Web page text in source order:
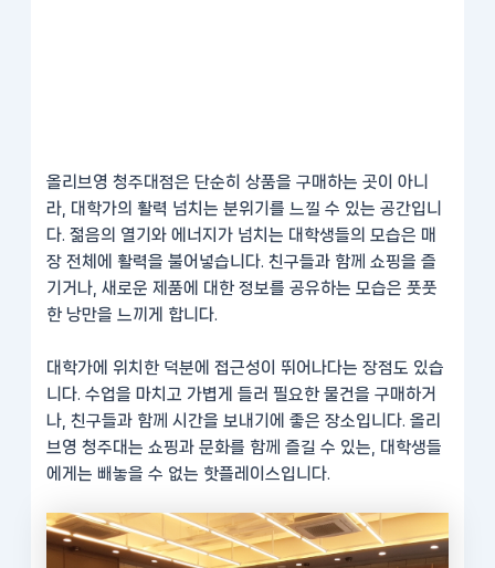
올리브영 청주대점은 단순히 상품을 구매하는 곳이 아니
라, 대학가의 활력 넘치는 분위기를 느낄 수 있는 공간입니
다. 젊음의 열기와 에너지가 넘치는 대학생들의 모습은 매
장 전체에 활력을 불어넣습니다. 친구들과 함께 쇼핑을 즐
기거나, 새로운 제품에 대한 정보를 공유하는 모습은 풋풋
한 낭만을 느끼게 합니다.
대학가에 위치한 덕분에 접근성이 뛰어나다는 장점도 있습
니다. 수업을 마치고 가볍게 들러 필요한 물건을 구매하거
나, 친구들과 함께 시간을 보내기에 좋은 장소입니다. 올리
브영 청주대는 쇼핑과 문화를 함께 즐길 수 있는, 대학생들
에게는 빼놓을 수 없는 핫플레이스입니다.